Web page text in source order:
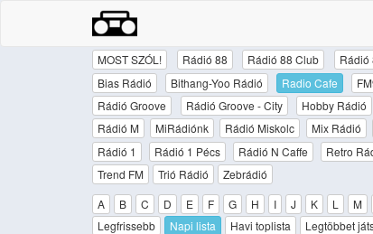
MOST SZÓL! Rádió 88 Rádió 88 Club Rádió
Bias Rádió
Bithang-Yoo Rádió Radio Cafe
Rádió Groove
Rádió Groove - City Hobby Rádió
Rádió M
MiRádiónk Rádió Miskolc Mix Rádió
Rádió 1
Rádió 1 Pécs Rádió N Caffe Retro
Trend FM
Trió Rádió
Zebrádió
A
B C D E F G H I J K L M
Legfrissebb
Napi lista Havi toplista Legtöbbet